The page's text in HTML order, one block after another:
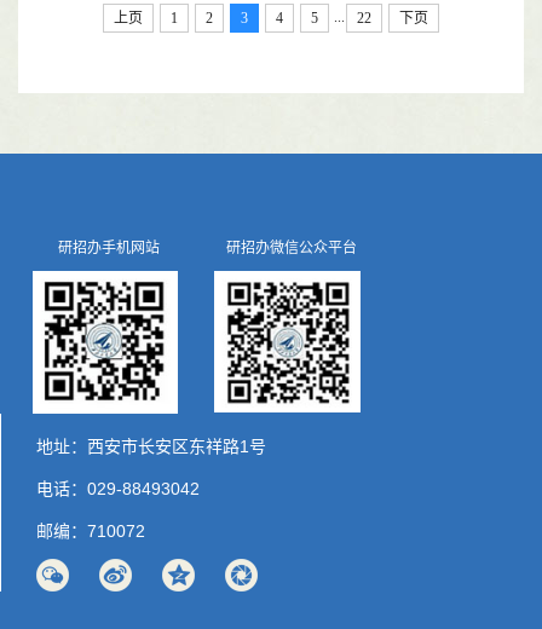
上页 1 2 3 4 5 22 下页
研招办手机网站 研招办微信公众平台
地址：西安市长安区东祥路1号
电话：029-88493042
邮编：710072